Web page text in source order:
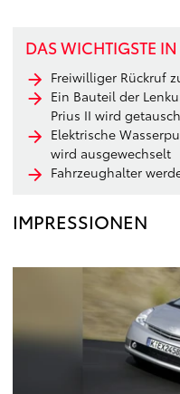
DAS WICHTIGSTE IN
Freiwilliger Rückruf
Ein Bauteil der
Prius II wird
Elektrische
wird ausgewechselt
Fahrzeughalter
IMPRESSIONEN